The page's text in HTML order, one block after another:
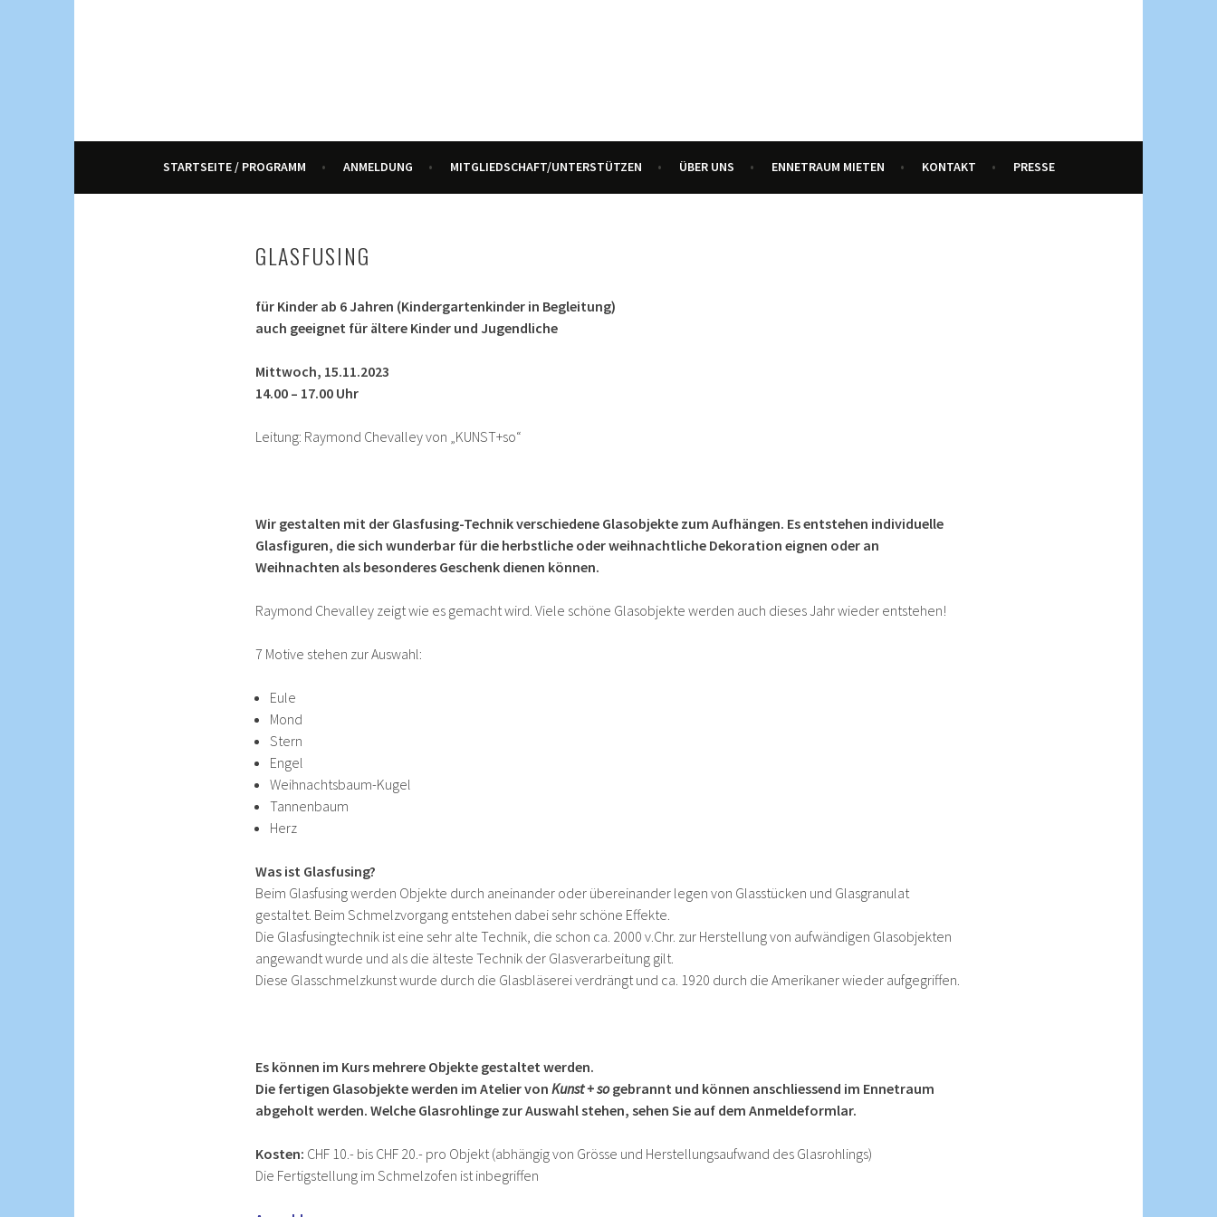
STARTSEITE / PROGRAMM ANMELDUNG MITGLIEDSCHAFT/UNTERSTÜTZEN ÜBER UNS ENNETRAUM MIETEN KONTAKT PRESSE
GLASFUSING
für Kinder ab 6 Jahren (Kindergartenkinder in Begleitung)
auch geeignet für ältere Kinder und Jugendliche
Mittwoch, 15.11.2023
14.00 – 17.00 Uhr
Leitung: Raymond Chevalley von „KUNST+so“
Wir gestalten mit der Glasfusing-Technik verschiedene Glasobjekte zum Aufhängen. Es entstehen individuelle
Glasfiguren, die sich wunderbar für die herbstliche oder weihnachtliche Dekoration eignen oder an
Weihnachten als besonderes Geschenk dienen können.
Raymond Chevalley zeigt wie es gemacht wird. Viele schöne Glasobjekte werden auch dieses Jahr wieder entstehen!
7 Motive stehen zur Auswahl:
Eule
Mond
Stern
Engel
Weihnachtsbaum-Kugel
Tannenbaum
Herz
Was ist Glasfusing?
Beim Glasfusing werden Objekte durch aneinander oder übereinander legen von Glasstücken und Glasgranulat
gestaltet. Beim Schmelzvorgang entstehen dabei sehr schöne Effekte.
Die Glasfusingtechnik ist eine sehr alte Technik, die schon ca. 2000 v.Chr. zur Herstellung von aufwändigen Glasobjekten
angewandt wurde und als die älteste Technik der Glasverarbeitung gilt.
Diese Glasschmelzkunst wurde durch die Glasbläserei verdrängt und ca. 1920 durch die Amerikaner wieder aufgegriffen.
Es können im Kurs mehrere Objekte gestaltet werden.
Die fertigen Glasobjekte werden im Atelier vonKunst + sogebrannt und können anschliessend im Ennetraum
abgeholt werden. Welche Glasrohlinge zur Auswahl stehen, sehen Sie auf dem Anmeldeformlar.
Kosten: CHF 10.- bis CHF 20.- pro Objekt (abhängig von Grösse und Herstellungsaufwand des Glasrohlings)
Die Fertigstellung im Schmelzofen ist inbegriffen